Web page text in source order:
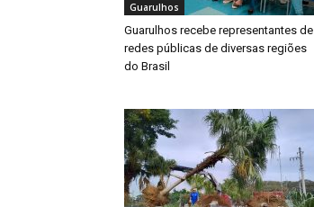
Guarulhos
Guarulhos recebe representantes de
redes públicas de diversas regiões
do Brasil